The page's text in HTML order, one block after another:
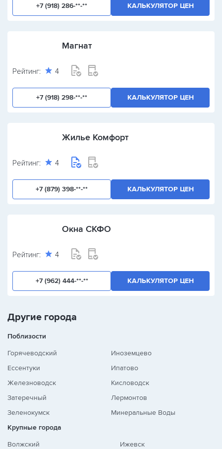
+7 (918) 286-**-** КАЛЬКУЛЯТОР ЦЕН
Магнат
Рейтинг: 4
+7 (918) 298-**-** КАЛЬКУЛЯТОР ЦЕН
Жилье Комфорт
Рейтинг: 4
+7 (879) 398-**-** КАЛЬКУЛЯТОР ЦЕН
Окна СКФО
Рейтинг: 4
+7 (962) 444-**-** КАЛЬКУЛЯТОР ЦЕН
Другие города
Поблизости
Горячеводский
Ессентуки
Железноводск
Затеречный
Зеленокумск
Иноземцево
Ипатово
Кисловодск
Лермонтов
Минеральные Воды
Крупные города
Волжский
Ижевск